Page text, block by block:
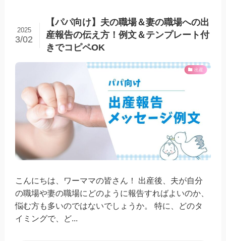
【パパ向け】夫の職場＆妻の職場への出
産報告の伝え方！例文＆テンプレート付
きでコピペOK
2025
3/02
出産
こんにちは、ワーママの皆さん！ 出産後、夫が自分
の職場や妻の職場にどのように報告すればよいのか、
悩む方も多いのではないでしょうか。 特に、どのタ
イミングで、ど...